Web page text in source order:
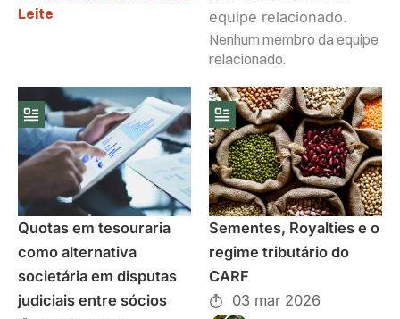
Leite
equipe relacionado.
Nenhum membro da equipe
relacionado.
Quotas em tesouraria
como alternativa
societária em disputas
judiciais entre sócios
Sementes, Royalties e o
regime tributário do
CARF
03 mar 2026